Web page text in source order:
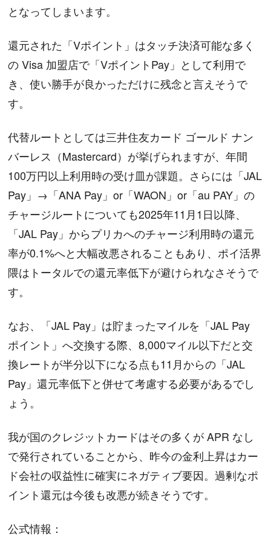
となってしまいます。
還元された「Vポイント」はタッチ決済可能な多く
の Visa 加盟店で「VポイントPay」として利用で
き、使い勝手が良かっただけに残念と言えそうで
す。
代替ルートとしては三井住友カード ゴールド ナン
バーレス（Mastercard）が挙げられますが、年間
100万円以上利用時の受け皿が課題。さらには「JAL
Pay」→「ANA Pay」or「WAON」or「au PAY」の
チャージルートについても2025年11月1日以降、
「JAL Pay」からプリカへのチャージ利用時の還元
率が0.1%へと大幅改悪されることもあり、ポイ活界
隈はトータルでの還元率低下が避けられなさそうで
す。
なお、「JAL Pay」は貯まったマイルを「JAL Pay
ポイント」へ交換する際、8,000マイル以下だと交
換レートが半分以下になる点も11月からの「JAL
Pay」還元率低下と併せて考慮する必要があるでし
ょう。
我が国のクレジットカードはその多くが APR なし
で発行されていることから、昨今の金利上昇はカー
ド会社の収益性に確実にネガティブ要因。過剰なポ
イント還元は今後も改悪が続きそうです。
公式情報：